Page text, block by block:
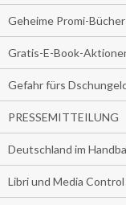
Geheime Promi-
Gratis-E-Book-
Gefahr fürs
PRESSEMITTEILUNG
Deutschland im
Libri und Media